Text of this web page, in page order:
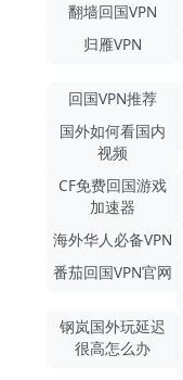
翻墙回国VPN
归雁VPN
回国VPN推荐
国外如何看国内
视频
CF免费回国游戏
加速器
海外华人必备VPN
番茄回国VPN官网
钢岚国外玩延迟
很高怎么办